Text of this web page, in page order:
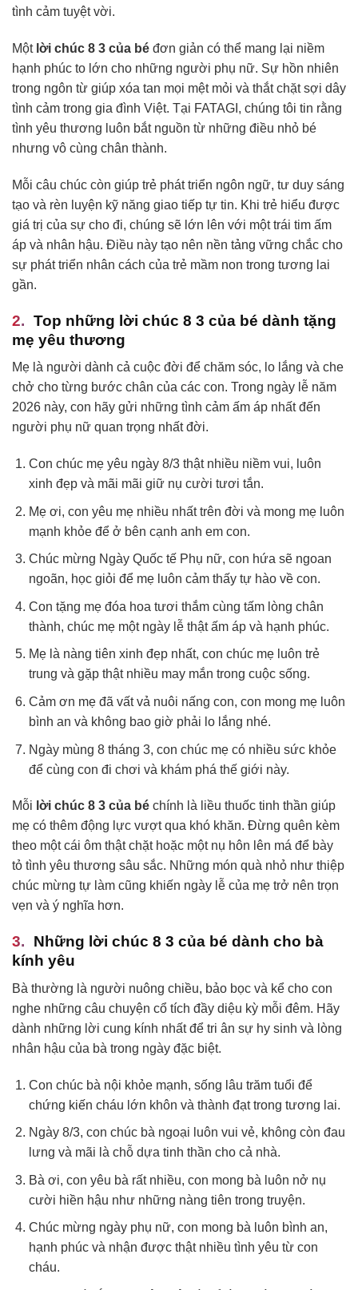
tình cảm tuyệt vời.
Một lời chúc 8 3 của bé đơn giản có thể mang lại niềm
hạnh phúc to lớn cho những người phụ nữ. Sự hồn nhiên
trong ngôn từ giúp xóa tan mọi mệt mỏi và thắt chặt sợi dây
tình cảm trong gia đình Việt. Tại FATAGI, chúng tôi tin rằng
tình yêu thương luôn bắt nguồn từ những điều nhỏ bé
nhưng vô cùng chân thành.
Mỗi câu chúc còn giúp trẻ phát triển ngôn ngữ, tư duy sáng
tạo và rèn luyện kỹ năng giao tiếp tự tin. Khi trẻ hiểu được
giá trị của sự cho đi, chúng sẽ lớn lên với một trái tim ấm
áp và nhân hậu. Điều này tạo nên nền tảng vững chắc cho
sự phát triển nhân cách của trẻ mầm non trong tương lai
gần.
Top những lời chúc 8 3 của bé dành tặng
mẹ yêu thương
Mẹ là người dành cả cuộc đời để chăm sóc, lo lắng và che
chở cho từng bước chân của các con. Trong ngày lễ năm
2026 này, con hãy gửi những tình cảm ấm áp nhất đến
người phụ nữ quan trọng nhất đời.
Con chúc mẹ yêu ngày 8/3 thật nhiều niềm vui, luôn
xinh đẹp và mãi mãi giữ nụ cười tươi tắn.
Mẹ ơi, con yêu mẹ nhiều nhất trên đời và mong mẹ luôn
mạnh khỏe để ở bên cạnh anh em con.
Chúc mừng Ngày Quốc tế Phụ nữ, con hứa sẽ ngoan
ngoãn, học giỏi để mẹ luôn cảm thấy tự hào về con.
Con tặng mẹ đóa hoa tươi thắm cùng tấm lòng chân
thành, chúc mẹ một ngày lễ thật ấm áp và hạnh phúc.
Mẹ là nàng tiên xinh đẹp nhất, con chúc mẹ luôn trẻ
trung và gặp thật nhiều may mắn trong cuộc sống.
Cảm ơn mẹ đã vất vả nuôi nấng con, con mong mẹ luôn
bình an và không bao giờ phải lo lắng nhé.
Ngày mùng 8 tháng 3, con chúc mẹ có nhiều sức khỏe
để cùng con đi chơi và khám phá thế giới này.
Mỗi lời chúc 8 3 của bé chính là liều thuốc tinh thần giúp
mẹ có thêm động lực vượt qua khó khăn. Đừng quên kèm
theo một cái ôm thật chặt hoặc một nụ hôn lên má để bày
tỏ tình yêu thương sâu sắc. Những món quà nhỏ như thiệp
chúc mừng tự làm cũng khiến ngày lễ của mẹ trở nên trọn
vẹn và ý nghĩa hơn.
Những lời chúc 8 3 của bé dành cho bà
kính yêu
Bà thường là người nuông chiều, bảo bọc và kể cho con
nghe những câu chuyện cổ tích đầy diệu kỳ mỗi đêm. Hãy
dành những lời cung kính nhất để tri ân sự hy sinh và lòng
nhân hậu của bà trong ngày đặc biệt.
Con chúc bà nội khỏe mạnh, sống lâu trăm tuổi để
chứng kiến cháu lớn khôn và thành đạt trong tương lai.
Ngày 8/3, con chúc bà ngoại luôn vui vẻ, không còn đau
lưng và mãi là chỗ dựa tinh thần cho cả nhà.
Bà ơi, con yêu bà rất nhiều, con mong bà luôn nở nụ
cười hiền hậu như những nàng tiên trong truyện.
Chúc mừng ngày phụ nữ, con mong bà luôn bình an,
hạnh phúc và nhận được thật nhiều tình yêu từ con
cháu.